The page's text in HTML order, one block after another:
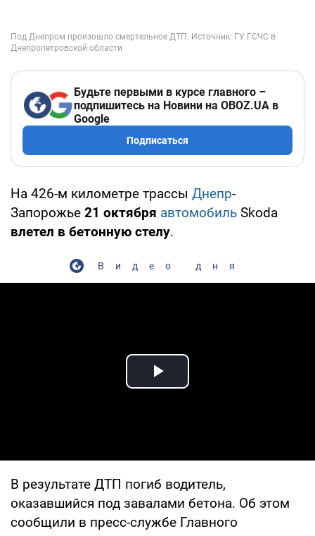
Будьте первыми в курсе главного –
подпишитесь на Новини на OBOZ.UA в
Google
Подписаться
На 426-м километре трассы Днепр-
Запорожье 21 октября автомобиль Skoda
влетел в бетонную стелу.
Видео дня
Play Video
В результате ДТП погиб водитель,
оказавшийся под завалами бетона. Об этом
сообщили в пресс-службе Главного